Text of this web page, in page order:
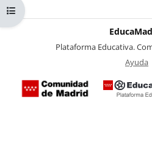
Abrir índice del curso
Plataforma Educativa.
Ayuda